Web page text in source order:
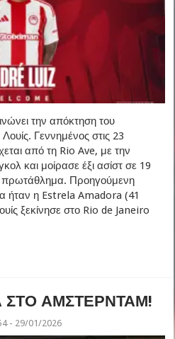
την απόκτηση του
Γεννημένος στις 23
από τη Rio Ave, με την
και μοίρασε έξι ασίστ σε 19
πρωτάθλημα. Προηγούμενη
ήταν η Estrela Amadora (41
ξεκίνησε στο Rio de Janeiro
ΣΤΟ ΑΜΣΤΕΡΝΤΑΜ!
- 29/01/2026